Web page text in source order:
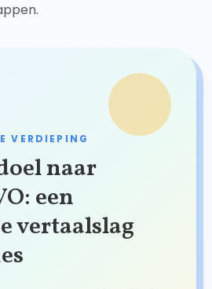
VERDIEPING
naar
een
vertaalslag